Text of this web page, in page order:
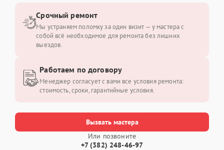
Вызвать мастера
Или позвоните
+7 (382) 248-46-97
Срочный ремонт
Мы устраняем поломку за один визит — у мастера с
собой всё необходимое для ремонта без лишних
выездов.
Работаем по договору
Менеджер согласует с вами все условия ремонта:
стоимость, сроки, гарантийные условия.